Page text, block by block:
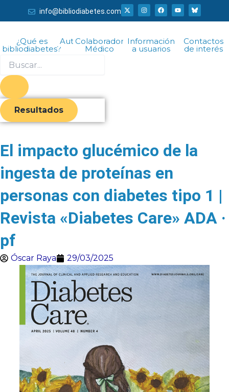
al
info@bibliodiabetes.com
X
-
t
t
t
I
n
s
r
a
F
a
c
o
o
k
Y
o
u
¿Qué es
bibliodiabetes?
AutorColaborador
Médico
Información
a usuarios
Contactos
de interés
Resultados
El impacto glucémico de la
ingesta de proteínas en
personas con diabetes tipo 1 |
Revista «Diabetes Care» ADA ·
pf
Óscar Raya 29/03/2025